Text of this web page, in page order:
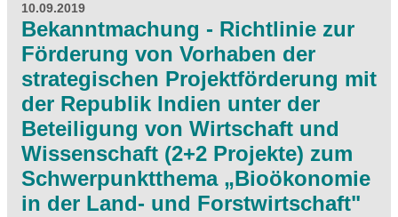
10.09.2019
Bekanntmachung - Richtlinie zur
Förderung von Vorhaben der
strategischen Projektförderung mit
der Republik Indien unter der
Beteiligung von Wirtschaft und
Wissenschaft (2+2 Projekte) zum
Schwerpunktthema „Bioökonomie
in der Land- und Forstwirtschaft"